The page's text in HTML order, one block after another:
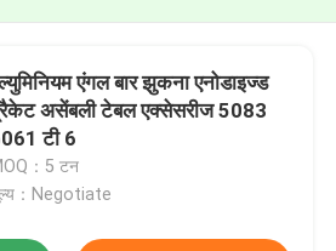
एंगल बार झुकना एनोडाइज्ड
असेंबली टेबल एक्सेसरीज 5083
टी 6
：5 टन
：Negotiate